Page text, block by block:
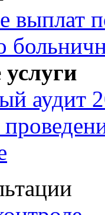
выплат
аудит